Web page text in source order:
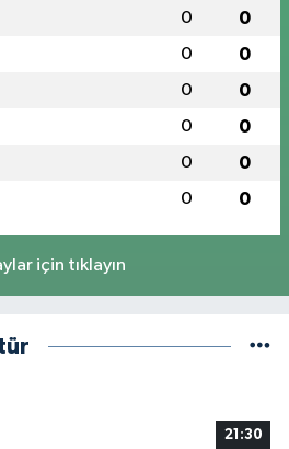
0 0
0 0
0 0
0 0
0 0
0 0
için tıklayın
21:30